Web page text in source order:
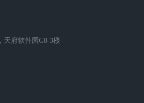
天府软件园G8-3楼